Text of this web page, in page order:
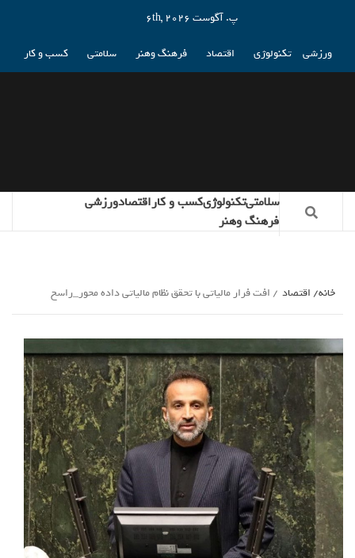
پ. آگوست 6th, 2026
ورزشی تکنولوژی اقتصاد فرهنگ وهنر سلامتی کسب و کار
سلامتیتکنولوژیکسب و کاراقتصادورزشی
فرهنگ وهنر
خانه اقتصاد افت فرار مالیاتی با تحقق نظام مالیاتی داده محور_راسخ